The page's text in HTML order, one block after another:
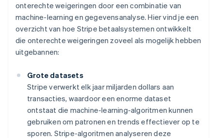
onterechte weigeringen door een combinatie van
machine-learning en gegevensanalyse. Hier vind je een
overzicht van hoe Stripe betaalsystemen ontwikkelt
die onterechte weigeringen zoveel als mogelijk hebben
uitgebannen:
Grote datasets
Stripe verwerkt elk jaar miljarden dollars aan
transacties, waardoor een enorme dataset
ontstaat die machine-learning-algoritmen kunnen
gebruiken om patronen en trends effectiever op te
sporen. Stripe-algoritmen analyseren deze